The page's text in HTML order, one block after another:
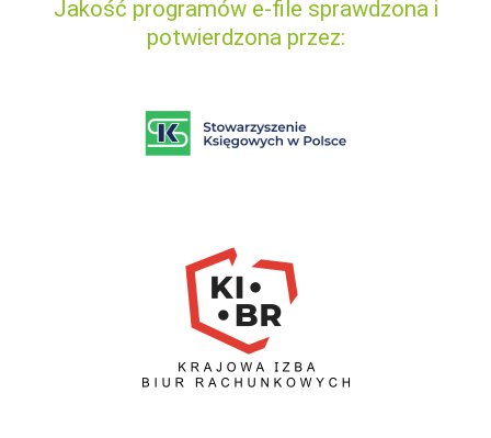
Jakość programów e-file sprawdzona i
potwierdzona przez: